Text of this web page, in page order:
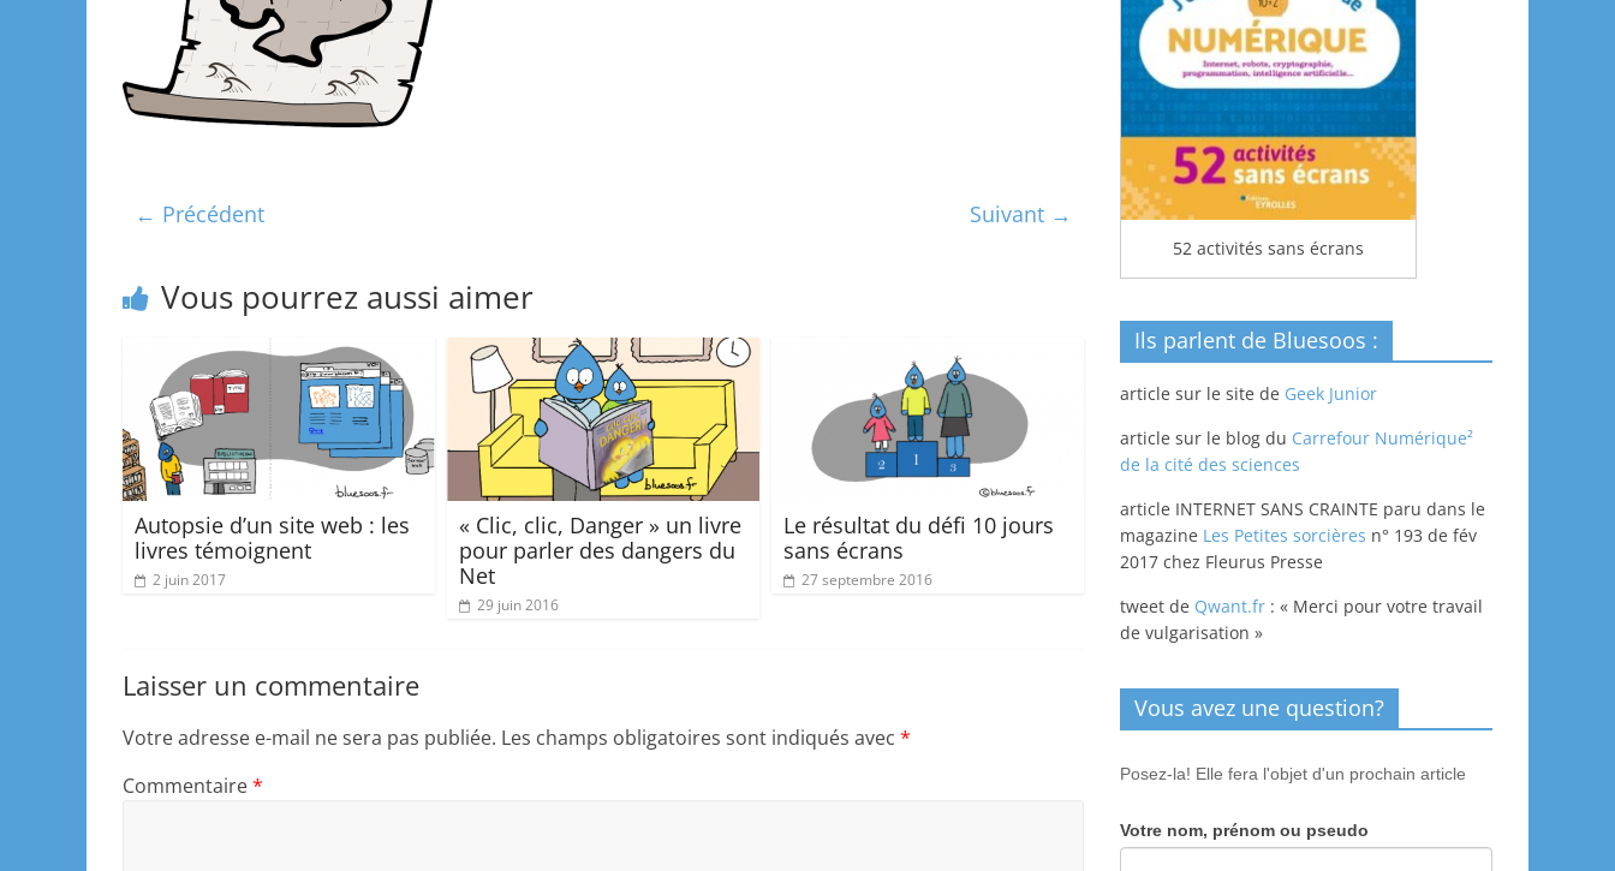
← Précédent Suivant →
Vous pourrez aussi aimer
Autopsie d’un site web : les
livres témoignent
2 juin 2017
« Clic, clic, Danger » un livre
pour parler des dangers du
Net
29 juin 2016
Le résultat du défi 10 jours
sans écrans
27 septembre 2016
Laisser un commentaire
Votre adresse e-mail ne sera pas publiée. Les champs obligatoires sont indiqués avec *
Commentaire*
52 activités sans écrans
Ils parlent de Bluesoos :
article sur le site de Geek Junior
article sur le blog du Carrefour Numérique²
de la cité des sciences
article INTERNET SANS CRAINTE paru dans le
magazine Les Petites sorcières n° 193 de fév
2017 chez Fleurus Presse
tweet de Qwant.fr : « Merci pour votre travail
de vulgarisation »
Vous avez une question?
Posez-la! Elle fera l'objet d'un prochain article
Votre nom, prénom ou pseudo